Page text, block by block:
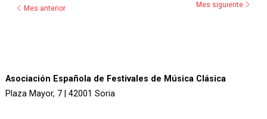
Mes anterior Mes siguiente
Asociación Española de Festivales de Música Clásica
Plaza Mayor, 7 | 42001 Soria